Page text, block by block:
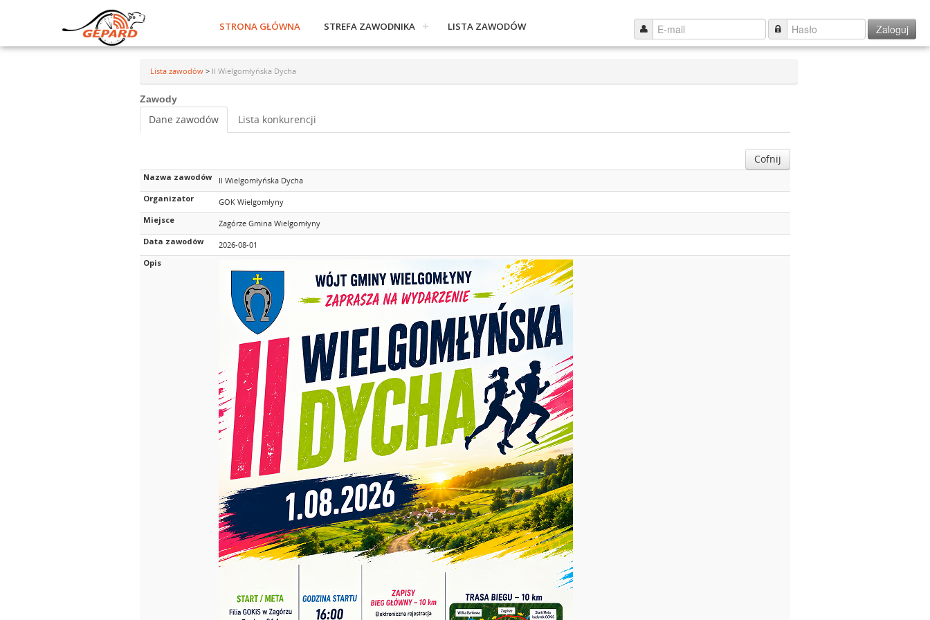
Zaloguj
STRONA GŁÓWNA STREFA ZAWODNIKA LISTA ZAWODÓW
Lista zawodów > II Wielgomłyńska Dycha
Zawody
Dane zawodów Lista konkurencji
Cofnij
Nazwa zawodów
II Wielgomłyńska Dycha
Organizator
GOK Wielgomłyny
Miejsce
Zagórze Gmina Wielgomłyny
Data zawodów
2026-08-01
Opis